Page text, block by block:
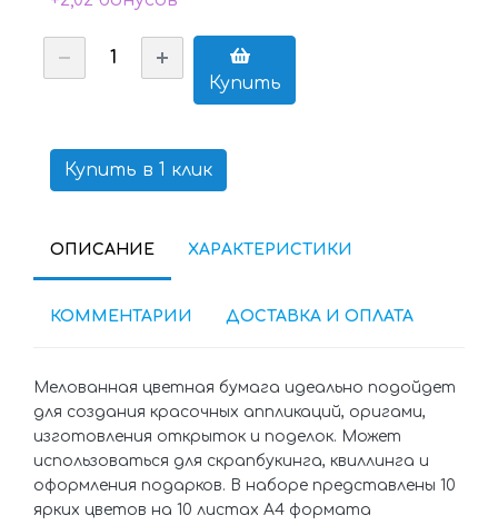
Купить
Купить в 1 клик
ОПИСАНИЕ ХАРАКТЕРИСТИКИ
КОММЕНТАРИИ ДОСТАВКА И ОПЛАТА
Мелованная цветная бумага идеально подойдет
для создания красочных аппликаций, оригами,
изготовления открыток и поделок. Может
использоваться для скрапбукинга, квиллинга и
оформления подарков. В наборе представлены 10
ярких цветов на 10 листах А4 формата